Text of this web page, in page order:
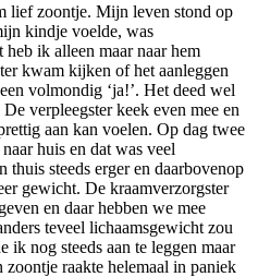
lief zoontje. Mijn leven stond op
kindje voelde, was
ik alleen maar naar hem
kwam kijken of het aanleggen
volmondig ‘ja!’. Het deed wel
verpleegster keek even mee en
aan kan voelen. Op dag twee
huis en dat was veel
steeds erger en daarbovenop
gewicht. De kraamverzorgster
en daar hebben we mee
teveel lichaamsgewicht zou
ik nog steeds aan te leggen maar
raakte helemaal in paniek